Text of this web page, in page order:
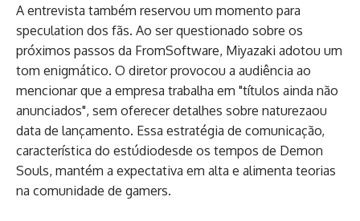
A entrevista também reservou um momento para
speculation dos fãs. Ao ser questionado sobre os
próximos passos da FromSoftware, Miyazaki adotou um
tom enigmático. O diretor provocou a audiência ao
mencionar que a empresa trabalha em "títulos ainda não
anunciados", sem oferecer detalhes sobre naturezaou
data de lançamento. Essa estratégia de comunicação,
característica do estúdiodesde os tempos de Demon
Souls, mantém a expectativa em alta e alimenta teorias
na comunidade de gamers.